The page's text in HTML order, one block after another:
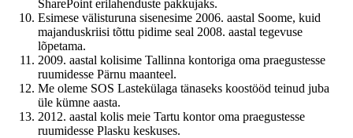
SharePoint erilahenduste pakkujaks.
Esimese välisturuna sisenesime 2006. aastal Soome, kuid
majanduskriisi tõttu pidime seal 2008. aastal tegevuse
lõpetama.
2009. aastal kolisime Tallinna kontoriga oma praegustesse
ruumidesse Pärnu maanteel.
Me oleme SOS Lastekülaga tänaseks koostööd teinud juba
üle kümne aasta.
2012. aastal kolis meie Tartu kontor oma praegustesse
ruumidesse Plasku keskuses.